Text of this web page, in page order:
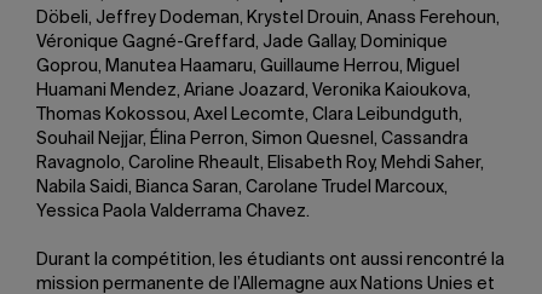
Döbeli, Jeffrey Dodeman, Krystel Drouin, Anass Ferehoun,
Véronique Gagné-Greffard, Jade Gallay, Dominique
Goprou, Manutea Haamaru, Guillaume Herrou, Miguel
Huamani Mendez, Ariane Joazard, Veronika Kaioukova,
Thomas Kokossou, Axel Lecomte, Clara Leibundguth,
Souhail Nejjar, Élina Perron, Simon Quesnel, Cassandra
Ravagnolo, Caroline Rheault, Elisabeth Roy, Mehdi Saher,
Nabila Saidi, Bianca Saran, Carolane Trudel Marcoux,
Yessica Paola Valderrama Chavez.
Durant la compétition, les étudiants ont aussi rencontré la
mission permanente de l’Allemagne aux Nations Unies et